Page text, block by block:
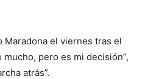
Maradona el viernes tras el
pero es mi decisión”,
atrás”.